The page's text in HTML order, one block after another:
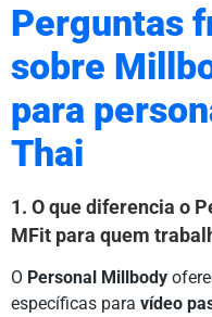
Perguntas
sobre
para
Thai
1. O que diferencia o
MFit para quem
O Personal Millbody
específicas para vídeo